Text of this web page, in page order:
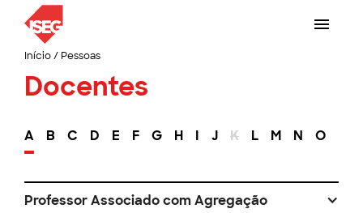
Início/ Pessoas
Docentes
A B C D E F G H I J K L M N O
Professor Associado com Agregação